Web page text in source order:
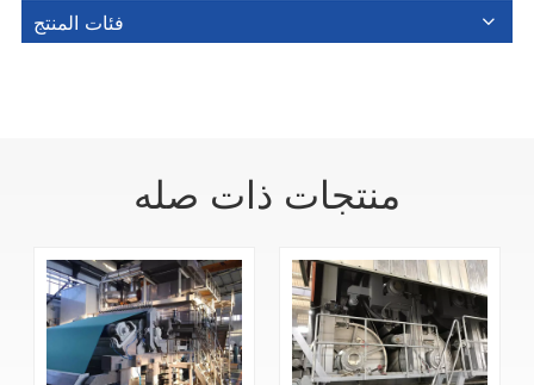
فئات المنتج
منتجات ذات صله